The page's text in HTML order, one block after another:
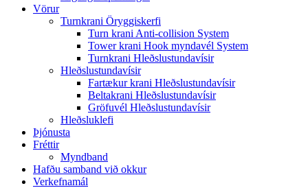
Vörur
Turnkrani Öryggiskerfi
Turn krani Anti-collision System
Tower krani Hook myndavél System
Turnkrani Hleðslustundavísir
Hleðslustundavísir
Fartækur krani Hleðslustundavísir
Beltakrani Hleðslustundavísir
Gröfuvél Hleðslustundavísir
Hleðsluklefi
Þjónusta
Fréttir
Myndband
Hafðu samband við okkur
Verkefnamál